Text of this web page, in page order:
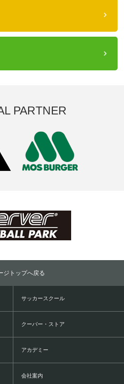
PARTNER
ジトップへ戻る
サッカースクール
クーバー・ストア
アカデミー
会社案内